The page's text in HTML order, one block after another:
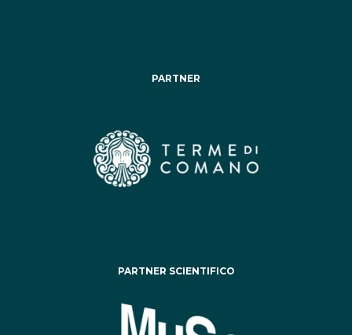
PARTNER
PARTNER SCIENTIFICO